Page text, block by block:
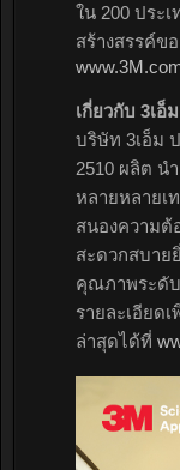
ใน 200 ประ
สร้างสรรค์ข
เกี่ยวกับ 3เอ็
บริษัท 3เอ็ม
2510 ผลิต
หลายหลายเ
สนองความต้
สะดวกสบาย
คุณภาพระดับ
รายละเอียด
ล่าสุดได้ที่